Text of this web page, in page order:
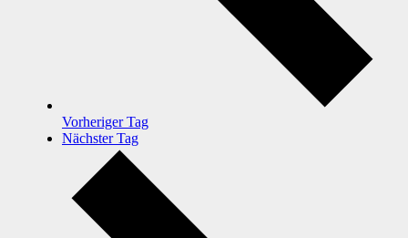
Vorheriger Tag
Nächster Tag